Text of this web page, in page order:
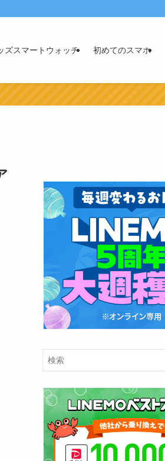
ズスマートウォッチ 初めてのスマホ